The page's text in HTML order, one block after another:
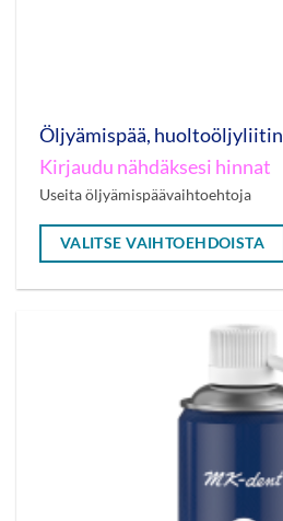
Öljyämispää, huoltoöljyliitin
Kirjaudu nähdäksesi hinnat
Useita öljyämispäävaihtoehtoja
VALITSE VAIHTOEHDOISTA